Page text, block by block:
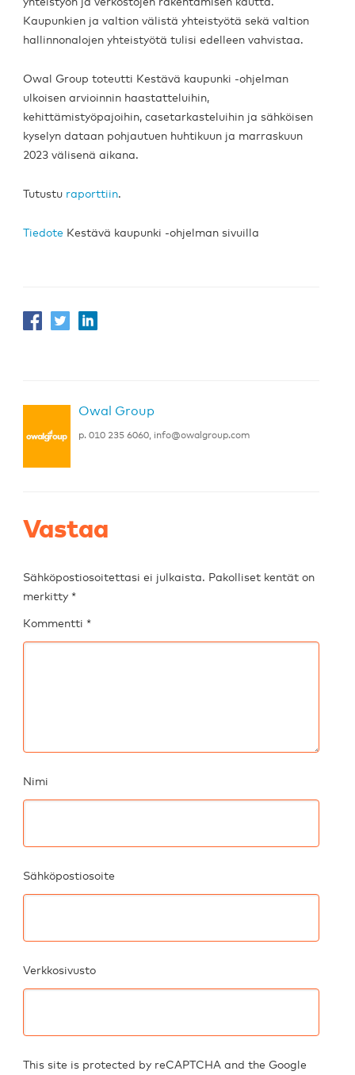
Kaupunkien ja valtion välistä yhteistyötä sekä valtion
hallinnonalojen yhteistyötä tulisi edelleen vahvistaa.
Owal Group toteutti Kestävä kaupunki -ohjelman
ulkoisen arvioinnin haastatteluihin,
kehittämistyöpajoihin, casetarkasteluihin ja sähköisen
kyselyn dataan pohjautuen huhtikuun ja marraskuun
2023 välisenä aikana.
Tutustu raporttiin.
Tiedote Kestävä kaupunki -ohjelman sivuilla
Owal Group
p. 010 235 6060, info@owalgroup.com
Vastaa
Sähköpostiosoitettasi ei julkaista. Pakolliset kentät on
merkitty *
Kommentti *
Nimi
Sähköpostiosoite
Verkkosivusto
This site is protected by reCAPTCHA and the Google